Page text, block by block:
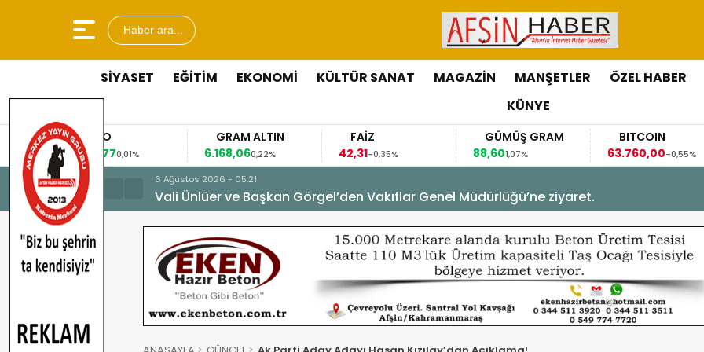
Haber ara...
SİYASET EĞİTİM EKONOMİ KÜLTÜR SANAT MAGAZİN MANŞETLER ÖZEL HABER
KÜNYE
EURO
53,8477
0,01%
GRAM ALTIN
6.168,06
0,22%
FAİZ
42,31-0,35%
GÜMÜŞ GRAM
88,60
1,07%
BITCOIN
63.760,00-0,55%
6 Ağustos 2026 - 05:21
Vali Ünlüer ve Başkan Görgel’den Vakıflar Genel Müdürlüğü’ne ziyaret.